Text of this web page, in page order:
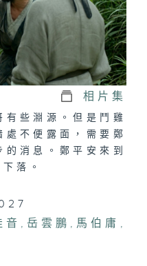
相片集
有些淵源。但是鬥雞
處不便露面，需要鄭
消息。鄭平安來到
落。
音 ,岳雲鵬 , 馬伯庸 ,